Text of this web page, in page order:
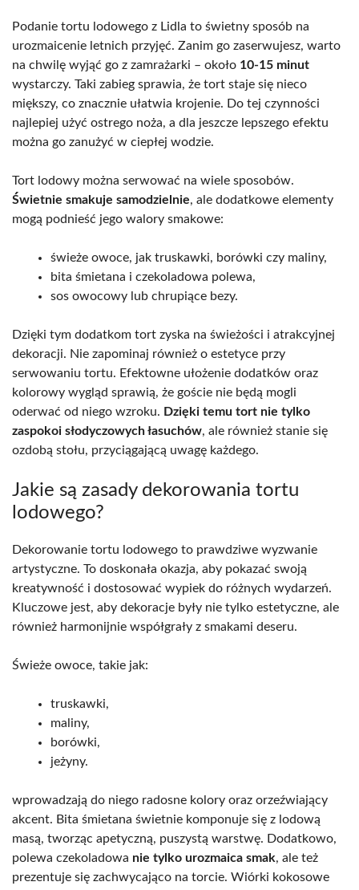
Podanie tortu lodowego z Lidla to świetny sposób na
urozmaicenie letnich przyjęć. Zanim go zaserwujesz, warto
na chwilę wyjąć go z zamrażarki – około 10-15 minut
wystarczy. Taki zabieg sprawia, że tort staje się nieco
miększy, co znacznie ułatwia krojenie. Do tej czynności
najlepiej użyć ostrego noża, a dla jeszcze lepszego efektu
można go zanużyć w ciepłej wodzie.
Tort lodowy można serwować na wiele sposobów.
Świetnie smakuje samodzielnie, ale dodatkowe elementy
mogą podnieść jego walory smakowe:
świeże owoce, jak truskawki, borówki czy maliny,
bita śmietana i czekoladowa polewa,
sos owocowy lub chrupiące bezy.
Dzięki tym dodatkom tort zyska na świeżości i atrakcyjnej
dekoracji. Nie zapominaj również o estetyce przy
serwowaniu tortu. Efektowne ułożenie dodatków oraz
kolorowy wygląd sprawią, że goście nie będą mogli
oderwać od niego wzroku. Dzięki temu tort nie tylko
zaspokoi słodyczowych łasuchów, ale również stanie się
ozdobą stołu, przyciągającą uwagę każdego.
Jakie są zasady dekorowania tortu
lodowego?
Dekorowanie tortu lodowego to prawdziwe wyzwanie
artystyczne. To doskonała okazja, aby pokazać swoją
kreatywność i dostosować wypiek do różnych wydarzeń.
Kluczowe jest, aby dekoracje były nie tylko estetyczne, ale
również harmonijnie współgrały z smakami deseru.
Świeże owoce, takie jak:
truskawki,
maliny,
borówki,
jeżyny.
wprowadzają do niego radosne kolory oraz orzeźwiający
akcent. Bita śmietana świetnie komponuje się z lodową
masą, tworząc apetyczną, puszystą warstwę. Dodatkowo,
polewa czekoladowa nie tylko urozmaica smak, ale też
prezentuje się zachwycająco na torcie. Wiórki kokosowe